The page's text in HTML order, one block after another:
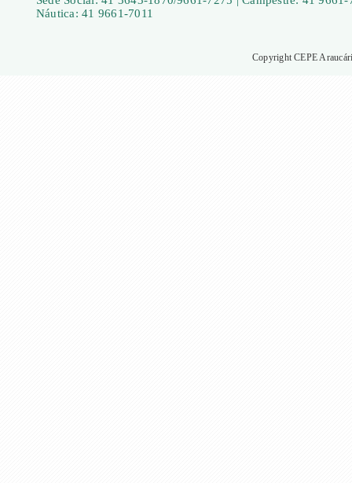
Náutica: 41 9661-7011
Copyright CEPE